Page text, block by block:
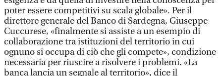
poter essere competitivi su scala globale». Per il
direttore generale del Banco di Sardegna, Giuseppe
Cuccurese, «finalmente si assiste a un esempio di
collaborazione tra istituzioni del territorio in cui
ognuno si occupa di ciò che gli compete», condizione
necessaria per riuscire a risolvere i problemi. «La
banca lancia un segnale al territorio», dice il